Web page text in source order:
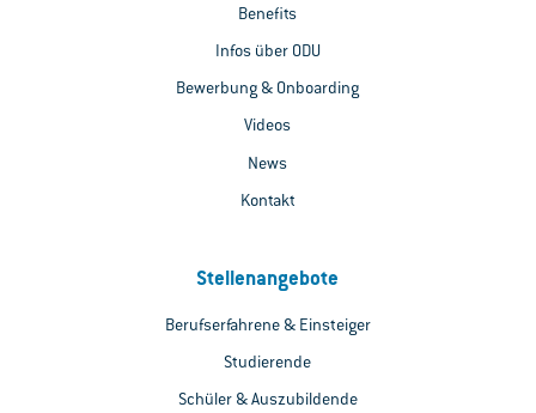
Benefits
Infos über ODU
Bewerbung & Onboarding
Videos
News
Kontakt
Stellenangebote
Berufserfahrene & Einsteiger
Studierende
Schüler & Auszubildende